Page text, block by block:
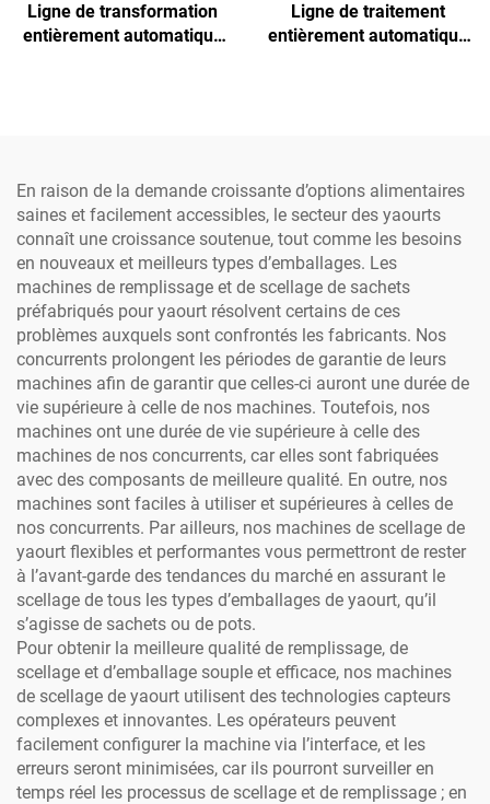
Ligne de transformation
entièrement automatique
Ligne de traitement
entièrement automatique
de vitesses
En raison de la demande croissante d’options alimentaires
saines et facilement accessibles, le secteur des yaourts
connaît une croissance soutenue, tout comme les besoins
en nouveaux et meilleurs types d’emballages. Les
machines de remplissage et de scellage de sachets
préfabriqués pour yaourt résolvent certains de ces
problèmes auxquels sont confrontés les fabricants. Nos
concurrents prolongent les périodes de garantie de leurs
machines afin de garantir que celles-ci auront une durée de
vie supérieure à celle de nos machines. Toutefois, nos
machines ont une durée de vie supérieure à celle des
machines de nos concurrents, car elles sont fabriquées
avec des composants de meilleure qualité. En outre, nos
machines sont faciles à utiliser et supérieures à celles de
nos concurrents. Par ailleurs, nos machines de scellage de
yaourt flexibles et performantes vous permettront de rester
à l’avant-garde des tendances du marché en assurant le
scellage de tous les types d’emballages de yaourt, qu’il
s’agisse de sachets ou de pots.
Pour obtenir la meilleure qualité de remplissage, de
scellage et d’emballage souple et efficace, nos machines
de scellage de yaourt utilisent des technologies capteurs
complexes et innovantes. Les opérateurs peuvent
facilement configurer la machine via l’interface, et les
erreurs seront minimisées, car ils pourront surveiller en
temps réel les processus de scellage et de remplissage ; en